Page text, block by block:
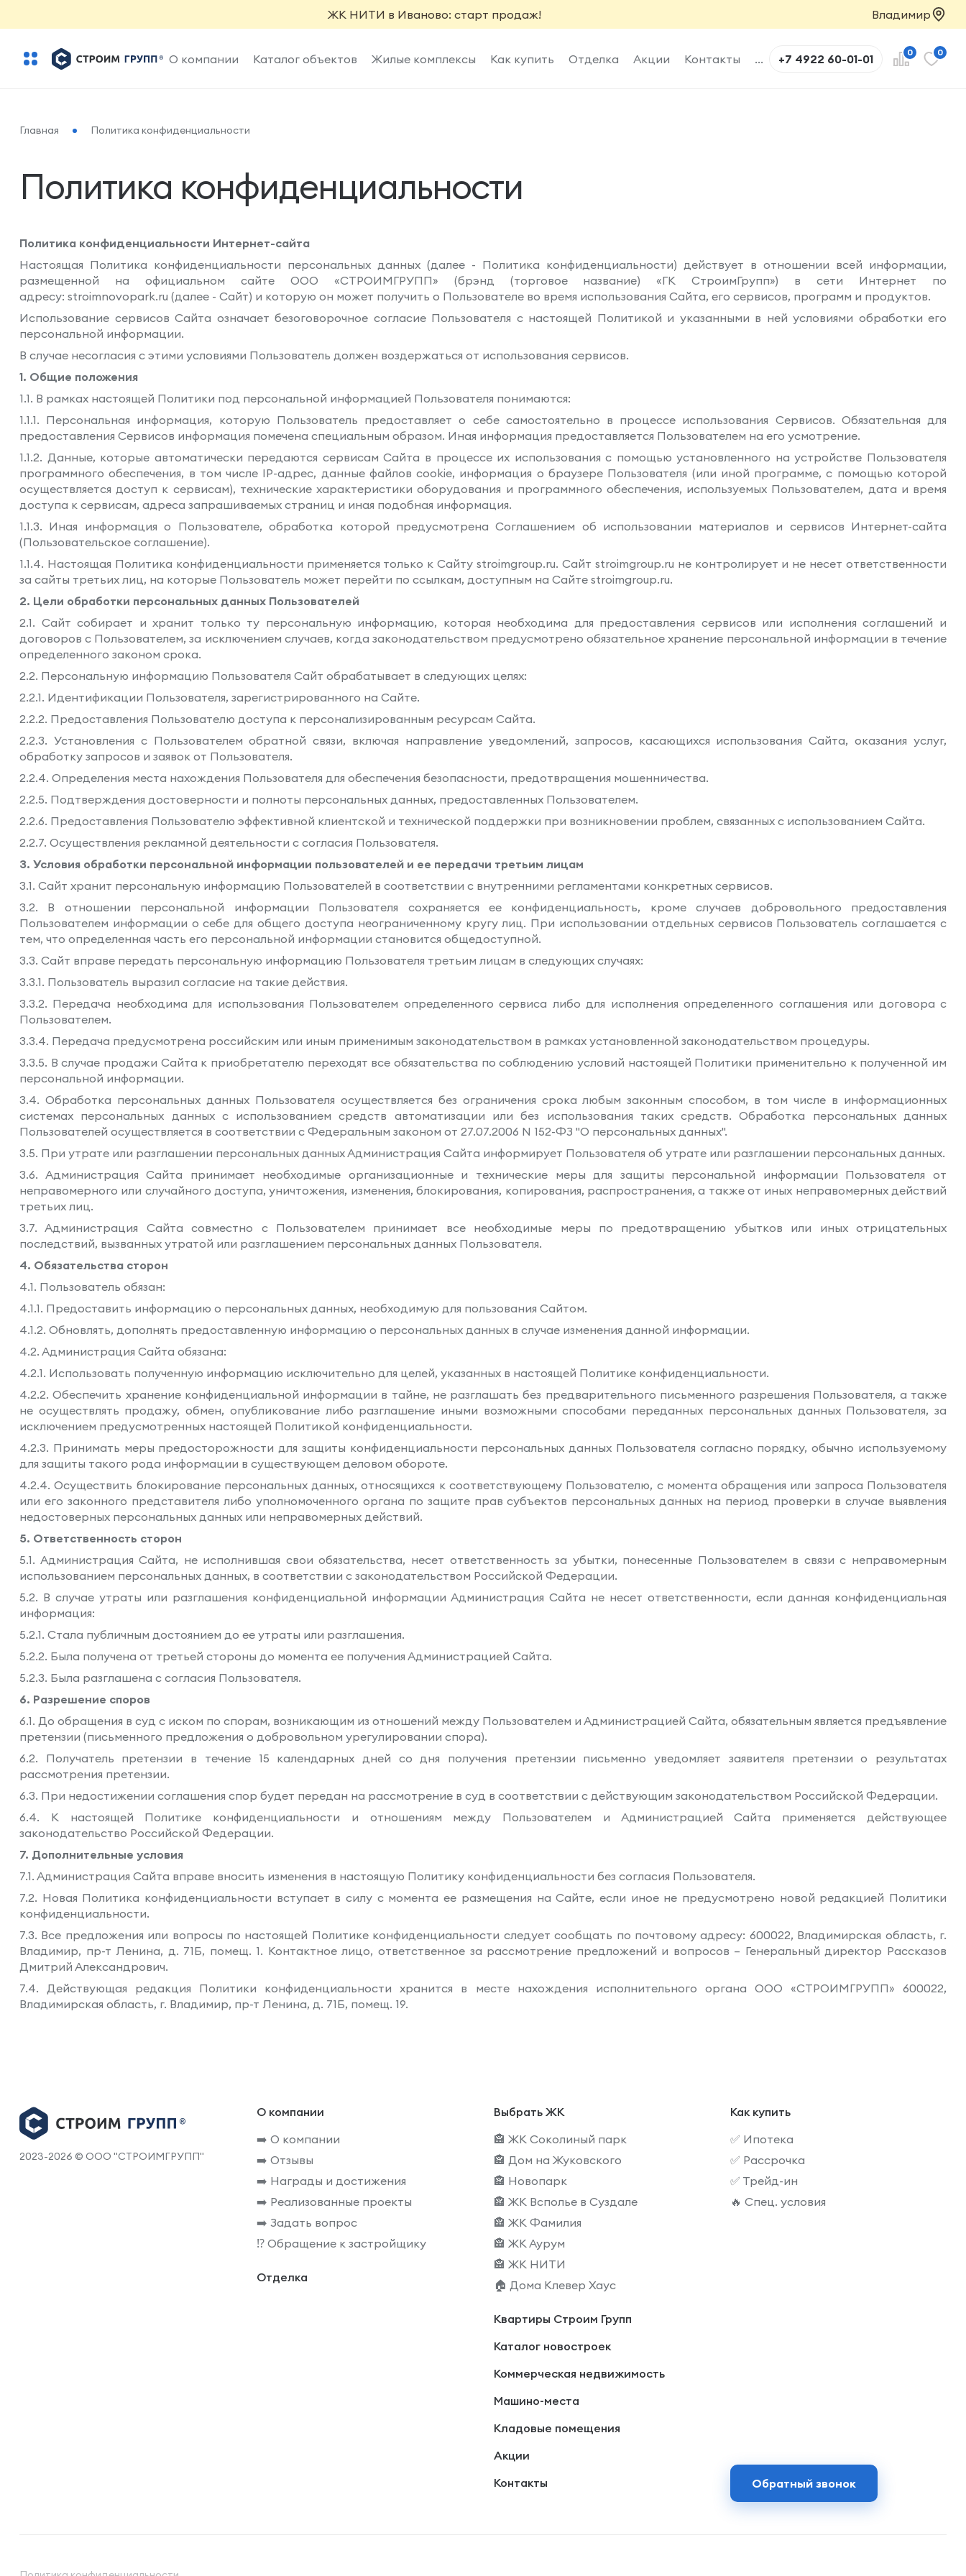
ЖК НИТИ в Иваново: старт продаж! Владимир
О компании Каталог объектов Жилые комплексы Как купить Отделка Акции Контакты ... +7 4922 60-01-01 0 0
Главная Политика конфиденциальности
Политика конфиденциальности
Политика конфиденциальности Интернет-сайта
Настоящая Политика конфиденциальности персональных данных (далее - Политика конфиденциальности) действует в отношении всей информации,
размещенной на официальном сайте ООО «СТРОИМГРУПП» (брэнд (торговое название) «ГК СтроимГрупп») в сети Интернет по
адресу: stroimnovopark.ru (далее - Сайт) и которую он может получить о Пользователе во время использования Сайта, его сервисов, программ и продуктов.
Использование сервисов Сайта означает безоговорочное согласие Пользователя с настоящей Политикой и указанными в ней условиями обработки его
персональной информации.
В случае несогласия с этими условиями Пользователь должен воздержаться от использования сервисов.
1. Общие положения
1.1. В рамках настоящей Политики под персональной информацией Пользователя понимаются:
1.1.1. Персональная информация, которую Пользователь предоставляет о себе самостоятельно в процессе использования Сервисов. Обязательная для
предоставления Сервисов информация помечена специальным образом. Иная информация предоставляется Пользователем на его усмотрение.
1.1.2. Данные, которые автоматически передаются сервисам Сайта в процессе их использования с помощью установленного на устройстве Пользователя
программного обеспечения, в том числе IP-адрес, данные файлов cookie, информация о браузере Пользователя (или иной программе, с помощью которой
осуществляется доступ к сервисам), технические характеристики оборудования и программного обеспечения, используемых Пользователем, дата и время
доступа к сервисам, адреса запрашиваемых страниц и иная подобная информация.
1.1.3. Иная информация о Пользователе, обработка которой предусмотрена Соглашением об использовании материалов и сервисов Интернет-сайта
(Пользовательское соглашение).
1.1.4. Настоящая Политика конфиденциальности применяется только к Сайту stroimgroup.ru. Сайт stroimgroup.ru не контролирует и не несет ответственности
за сайты третьих лиц, на которые Пользователь может перейти по ссылкам, доступным на Сайте stroimgroup.ru.
2. Цели обработки персональных данных Пользователей
2.1. Сайт собирает и хранит только ту персональную информацию, которая необходима для предоставления сервисов или исполнения соглашений и
договоров с Пользователем, за исключением случаев, когда законодательством предусмотрено обязательное хранение персональной информации в течение
определенного законом срока.
2.2. Персональную информацию Пользователя Сайт обрабатывает в следующих целях:
2.2.1. Идентификации Пользователя, зарегистрированного на Сайте.
2.2.2. Предоставления Пользователю доступа к персонализированным ресурсам Сайта.
2.2.3. Установления с Пользователем обратной связи, включая направление уведомлений, запросов, касающихся использования Сайта, оказания услуг,
обработку запросов и заявок от Пользователя.
2.2.4. Определения места нахождения Пользователя для обеспечения безопасности, предотвращения мошенничества.
2.2.5. Подтверждения достоверности и полноты персональных данных, предоставленных Пользователем.
2.2.6. Предоставления Пользователю эффективной клиентской и технической поддержки при возникновении проблем, связанных с использованием Сайта.
2.2.7. Осуществления рекламной деятельности с согласия Пользователя.
3. Условия обработки персональной информации пользователей и ее передачи третьим лицам
3.1. Сайт хранит персональную информацию Пользователей в соответствии с внутренними регламентами конкретных сервисов.
3.2. В отношении персональной информации Пользователя сохраняется ее конфиденциальность, кроме случаев добровольного предоставления
Пользователем информации о себе для общего доступа неограниченному кругу лиц. При использовании отдельных сервисов Пользователь соглашается с
тем, что определенная часть его персональной информации становится общедоступной.
3.3. Сайт вправе передать персональную информацию Пользователя третьим лицам в следующих случаях:
3.3.1. Пользователь выразил согласие на такие действия.
3.3.2. Передача необходима для использования Пользователем определенного сервиса либо для исполнения определенного соглашения или договора с
Пользователем.
3.3.4. Передача предусмотрена российским или иным применимым законодательством в рамках установленной законодательством процедуры.
3.3.5. В случае продажи Сайта к приобретателю переходят все обязательства по соблюдению условий настоящей Политики применительно к полученной им
персональной информации.
3.4. Обработка персональных данных Пользователя осуществляется без ограничения срока любым законным способом, в том числе в информационных
системах персональных данных с использованием средств автоматизации или без использования таких средств. Обработка персональных данных
Пользователей осуществляется в соответствии с Федеральным законом от 27.07.2006 N 152-ФЗ "О персональных данных".
3.5. При утрате или разглашении персональных данных Администрация Сайта информирует Пользователя об утрате или разглашении персональных данных.
3.6. Администрация Сайта принимает необходимые организационные и технические меры для защиты персональной информации Пользователя от
неправомерного или случайного доступа, уничтожения, изменения, блокирования, копирования, распространения, а также от иных неправомерных действий
третьих лиц.
3.7. Администрация Сайта совместно с Пользователем принимает все необходимые меры по предотвращению убытков или иных отрицательных
последствий, вызванных утратой или разглашением персональных данных Пользователя.
4. Обязательства сторон
4.1. Пользователь обязан:
4.1.1. Предоставить информацию о персональных данных, необходимую для пользования Сайтом.
4.1.2. Обновлять, дополнять предоставленную информацию о персональных данных в случае изменения данной информации.
4.2. Администрация Сайта обязана:
4.2.1. Использовать полученную информацию исключительно для целей, указанных в настоящей Политике конфиденциальности.
4.2.2. Обеспечить хранение конфиденциальной информации в тайне, не разглашать без предварительного письменного разрешения Пользователя, а также
не осуществлять продажу, обмен, опубликование либо разглашение иными возможными способами переданных персональных данных Пользователя, за
исключением предусмотренных настоящей Политикой конфиденциальности.
4.2.3. Принимать меры предосторожности для защиты конфиденциальности персональных данных Пользователя согласно порядку, обычно используемому
для защиты такого рода информации в существующем деловом обороте.
4.2.4. Осуществить блокирование персональных данных, относящихся к соответствующему Пользователю, с момента обращения или запроса Пользователя
или его законного представителя либо уполномоченного органа по защите прав субъектов персональных данных на период проверки в случае выявления
недостоверных персональных данных или неправомерных действий.
5. Ответственность сторон
5.1. Администрация Сайта, не исполнившая свои обязательства, несет ответственность за убытки, понесенные Пользователем в связи с неправомерным
использованием персональных данных, в соответствии с законодательством Российской Федерации.
5.2. В случае утраты или разглашения конфиденциальной информации Администрация Сайта не несет ответственности, если данная конфиденциальная
информация:
5.2.1. Стала публичным достоянием до ее утраты или разглашения.
5.2.2. Была получена от третьей стороны до момента ее получения Администрацией Сайта.
5.2.3. Была разглашена с согласия Пользователя.
6. Разрешение споров
6.1. До обращения в суд с иском по спорам, возникающим из отношений между Пользователем и Администрацией Сайта, обязательным является предъявление
претензии (письменного предложения о добровольном урегулировании спора).
6.2. Получатель претензии в течение 15 календарных дней со дня получения претензии письменно уведомляет заявителя претензии о результатах
рассмотрения претензии.
6.3. При недостижении соглашения спор будет передан на рассмотрение в суд в соответствии с действующим законодательством Российской Федерации.
6.4. К настоящей Политике конфиденциальности и отношениям между Пользователем и Администрацией Сайта применяется действующее
законодательство Российской Федерации.
7. Дополнительные условия
7.1. Администрация Сайта вправе вносить изменения в настоящую Политику конфиденциальности без согласия Пользователя.
7.2. Новая Политика конфиденциальности вступает в силу с момента ее размещения на Сайте, если иное не предусмотрено новой редакцией Политики
конфиденциальности.
7.3. Все предложения или вопросы по настоящей Политике конфиденциальности следует сообщать по почтовому адресу: 600022, Владимирская область, г.
Владимир, пр-т Ленина, д. 71Б, помещ. 1. Контактное лицо, ответственное за рассмотрение предложений и вопросов – Генеральный директор Рассказов
Дмитрий Александрович.
7.4. Действующая редакция Политики конфиденциальности хранится в месте нахождения исполнительного органа ООО «СТРОИМГРУПП» 600022,
Владимирская область, г. Владимир, пр-т Ленина, д. 71Б, помещ. 19.
2023-2026 © ООО "СТРОИМГРУПП"
О компании
➡️ О компании
➡️ Отзывы
➡️ Награды и достижения
➡️ Реализованные проекты
➡️ Задать вопрос
⁉️ Обращение к застройщику
Отделка
Выбрать ЖК
🏤 ЖК Соколиный парк
🏤 Дом на Жуковского
🏤 Новопарк
🏤 ЖК Всполье в Суздале
🏤 ЖК Фамилия
🏤 ЖК Аурум
🏤 ЖК НИТИ
🏠 Дома Клевер Хаус
Квартиры Строим Групп
Каталог новостроек
Коммерческая недвижимость
Машино-места
Кладовые помещения
Акции
Контакты
Как купить
✅ Ипотека
✅ Рассрочка
✅ Трейд-ин
🔥 Спец. условия
Обратный звонок